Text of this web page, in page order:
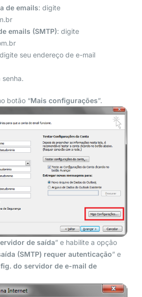
de emails: digite
emails (SMTP): digite
seu endereço de e-mail
senha.
botão “Mais configurações”.
de saída” e habilite a opção
(SMTP) requer autenticação” e
do servidor de e-mail de